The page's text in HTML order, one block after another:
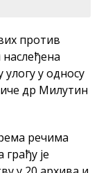
против
наслеђена
улогу у односу
др Милутин
речима
је